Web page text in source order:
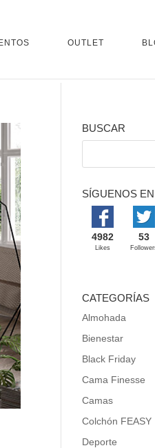
OUTLET
BUSCAR
SÍGUENOS
4982
Likes
53
CATEGORÍAS
Almohada
Bienestar
Black Friday
Cama Finesse
Camas
Colchón FEASY
Deporte